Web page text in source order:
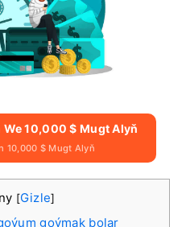
We 10,000 $ Mugt Alyň
10,000 $ Mugt Alyň
[Gizle]
goýmak bolar